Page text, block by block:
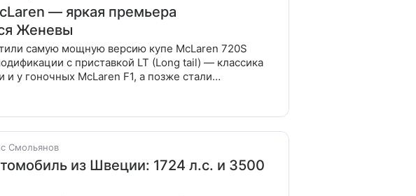
— яркая премьера
Женевы
самую мощную версию купе McLaren 720S
с приставкой LT (Long tail) — классика
и у гоночных McLaren F1, а позже стали
Смольянов
из Швеции: 1724 л.с. и 3500